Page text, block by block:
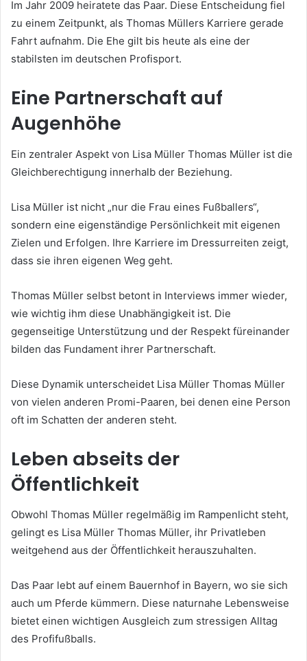
Im Jahr 2009 heiratete das Paar. Diese Entscheidung fiel
zu einem Zeitpunkt, als Thomas Müllers Karriere gerade
Fahrt aufnahm. Die Ehe gilt bis heute als eine der
stabilsten im deutschen Profisport.
Eine Partnerschaft auf
Augenhöhe
Ein zentraler Aspekt von Lisa Müller Thomas Müller ist die
Gleichberechtigung innerhalb der Beziehung.
Lisa Müller ist nicht „nur die Frau eines Fußballers“,
sondern eine eigenständige Persönlichkeit mit eigenen
Zielen und Erfolgen. Ihre Karriere im Dressurreiten zeigt,
dass sie ihren eigenen Weg geht.
Thomas Müller selbst betont in Interviews immer wieder,
wie wichtig ihm diese Unabhängigkeit ist. Die
gegenseitige Unterstützung und der Respekt füreinander
bilden das Fundament ihrer Partnerschaft.
Diese Dynamik unterscheidet Lisa Müller Thomas Müller
von vielen anderen Promi-Paaren, bei denen eine Person
oft im Schatten der anderen steht.
Leben abseits der
Öffentlichkeit
Obwohl Thomas Müller regelmäßig im Rampenlicht steht,
gelingt es Lisa Müller Thomas Müller, ihr Privatleben
weitgehend aus der Öffentlichkeit herauszuhalten.
Das Paar lebt auf einem Bauernhof in Bayern, wo sie sich
auch um Pferde kümmern. Diese naturnahe Lebensweise
bietet einen wichtigen Ausgleich zum stressigen Alltag
des Profifußballs.